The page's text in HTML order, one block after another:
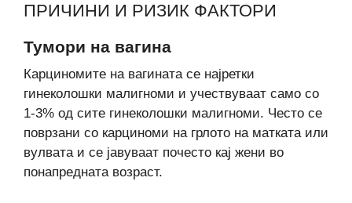
ПРИЧИНИ И РИЗИК ФАКТОРИ
Тумори на вагина
Карциномите на вагината се најретки
гинеколошки малигноми и учествуваат само со
1-3% од сите гинеколошки малигноми. Често се
поврзани со карциноми на грлото на матката или
вулвата и се јавуваат почесто кај жени во
понапредната возраст.